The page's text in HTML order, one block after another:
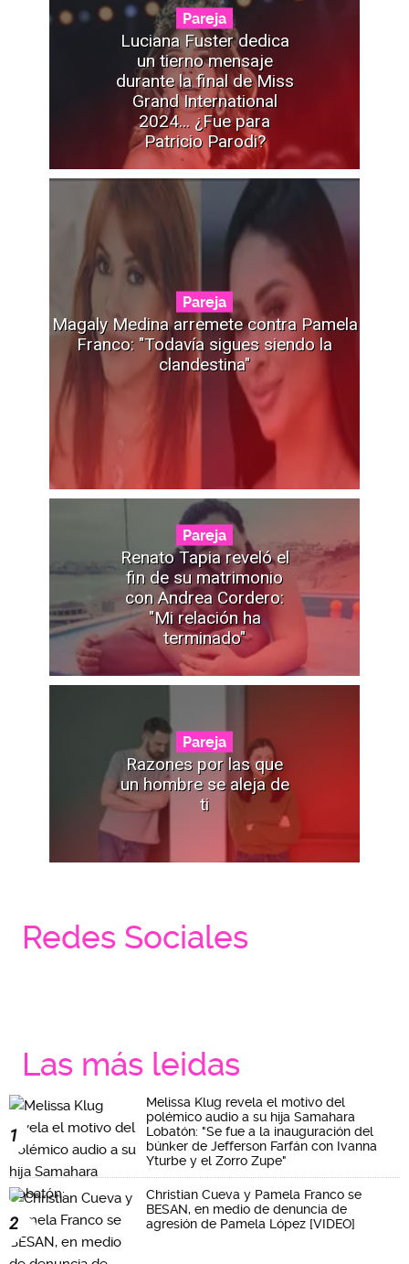
Pareja
Luciana Fuster dedica
un tierno mensaje
durante la final de Miss
Grand International
2024... ¿Fue para
Patricio Parodi?
Pareja
Magaly Medina arremete contra Pamela
Franco: "Todavía sigues siendo la
clandestina"
Pareja
Renato Tapia reveló el
fin de su matrimonio
con Andrea Cordero:
"Mi relación ha
terminado"
Pareja
Razones por las que
un hombre se aleja de
ti
Redes Sociales
Las más leidas
1
Melissa Klug revela el motivo del
polémico audio a su hija Samahara
Lobatón: "Se fue a la inauguración del
búnker de Jefferson Farfán con Ivanna
Yturbe y el Zorro Zupe"
2
Christian Cueva y Pamela Franco se
BESAN, en medio de denuncia de
agresión de Pamela López [VIDEO]